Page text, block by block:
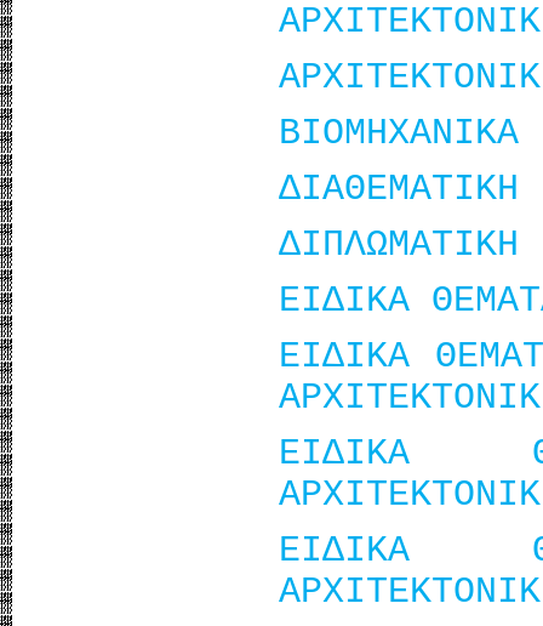
ΔΙΑΘΕΜΑΤΙΚΗ
ΔΙΠΛΩΜΑΤΙΚΗ
ΕΙΔΙΚΑ
ΕΙΔΙΚΑ
ΕΙΔΙΚΑ
ΕΙΔΙΚΑ